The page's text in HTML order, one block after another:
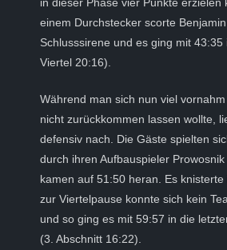
einem Durchstecker scorte
Schlusssirene und es ging mit 43:35
Viertel 20:16).
Während man sich nun viel
nicht zurückkommen lassen wollte,
defensiv nach. Die Gäste spielten
durch ihren Aufbauspieler
kamen auf 51:50 heran. Es
zur Viertelpause konnte sich kein
und so ging es mit 59:57 in die
(3. Abschnitt 16:22).